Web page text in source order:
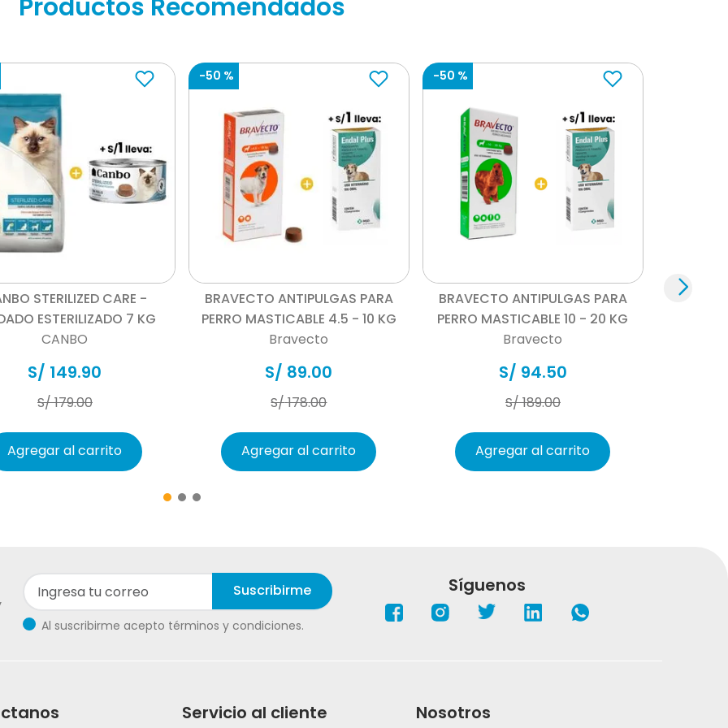
Productos Recomendados
STERILIZED CARE -
ESTERILIZADO 7 KG
CANBO
S/ 149.90
S/179.00
Agregar al carrito
-50 %
BRAVECTO ANTIPULGAS PARA
PERRO MASTICABLE 4.5 - 10 KG
Bravecto
S/ 89.00
S/178.00
Agregar al carrito
-50 %
BRAVECTO ANTIPULGAS PARA
PERRO MASTICABLE 10 - 20 KG
Bravecto
S/ 94.50
S/189.00
Agregar al carrito
Suscribirme
Al suscribirme acepto términos y condiciones.
Síguenos
Servicio al cliente Nosotros